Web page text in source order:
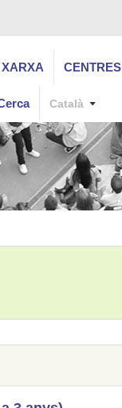
CENTRES
Català